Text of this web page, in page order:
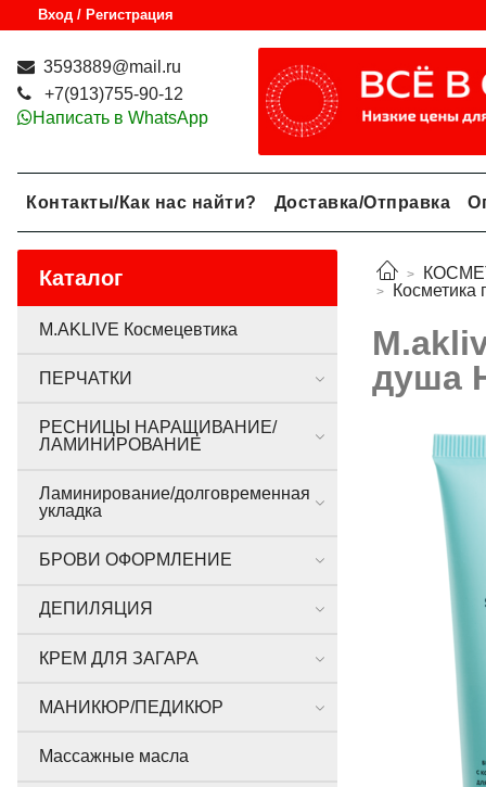
Вход / Регистрация
3593889@mail.ru
+7(913)755-90-12
Написать в WhatsApp
Контакты/Как нас найти? Доставка/Отправка
Косметика
душа
Каталог
M.AKLIVE Космецевтика
ПЕРЧАТКИ
РЕСНИЦЫ НАРАЩИВАНИЕ/
ЛАМИНИРОВАНИЕ
Ламинирование/долговременная
укладка
БРОВИ ОФОРМЛЕНИЕ
ДЕПИЛЯЦИЯ
КРЕМ ДЛЯ ЗАГАРА
МАНИКЮР/ПЕДИКЮР
Массажные масла